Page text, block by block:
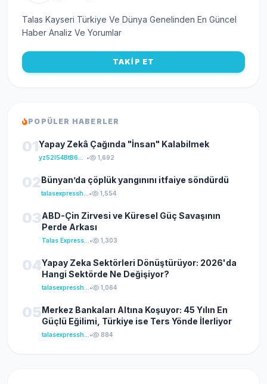
Talas Kayseri Türkiye Ve Dünya Genelinden En Güncel
Haber Analiz Ve Yorumlar
TAKİP ET
POPÜLER HABERLER
01Yapay Zekâ Çağında "İnsan" Kalabilmek
• 1,692
02Bünyan’da çöplük yangınını itfaiye söndürdü
• 1,554
03ABD-Çin Zirvesi ve Küresel Güç Savaşının
Perde Arkası
• 1,303
04Yapay Zeka Sektörleri Dönüştürüyor: 2026'da
Hangi Sektörde Ne Değişiyor?
• 1,064
05Merkez Bankaları Altına Koşuyor: 45 Yılın En
Güçlü Eğilimi, Türkiye ise Ters Yönde İlerliyor
• 884